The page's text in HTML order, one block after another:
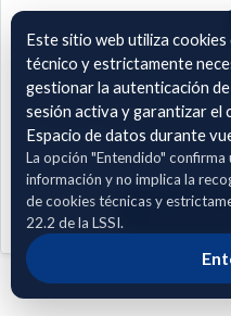
Afíliate como entidad
además de
Afiliarme
Este sitio web utiliza
técnico y estrictamente
gestionar la autenticación
sesión activa y garantizar
Espacio de datos durante
La opción "Entendido"
información y no implica la
de cookies técnicas y
22.2 de la LSSI.